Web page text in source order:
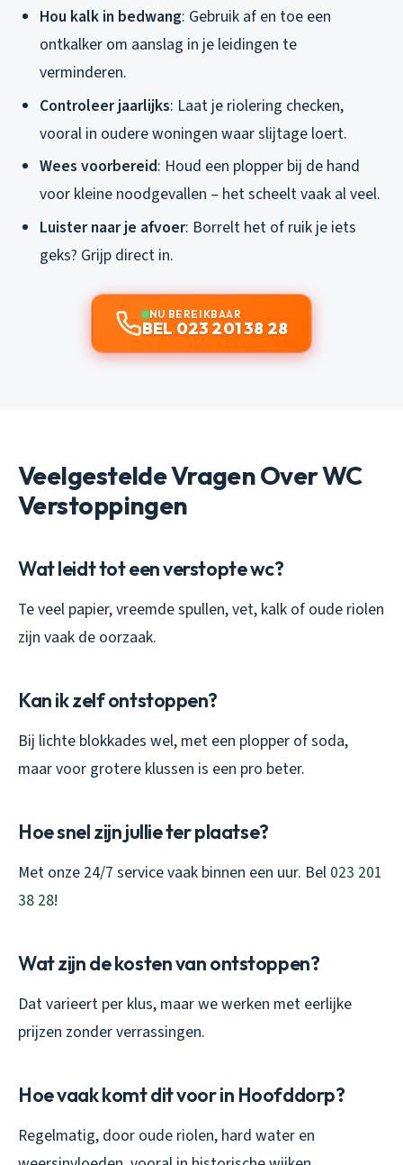
Hou kalk in bedwang: Gebruik af en toe een
ontkalker om aanslag in je leidingen te
verminderen.
Controleer jaarlijks: Laat je riolering checken,
vooral in oudere woningen waar slijtage loert.
Wees voorbereid: Houd een plopper bij de hand
voor kleine noodgevallen – het scheelt vaak al veel.
Luister naar je afvoer: Borrelt het of ruik je iets
geks? Grijp direct in.
NU BEREIKBAAR
BEL 023 201 38 28
Veelgestelde Vragen Over WC
Verstoppingen
Wat leidt tot een verstopte wc?
Te veel papier, vreemde spullen, vet, kalk of oude riolen
zijn vaak de oorzaak.
Kan ik zelf ontstoppen?
Bij lichte blokkades wel, met een plopper of soda,
maar voor grotere klussen is een pro beter.
Hoe snel zijn jullie ter plaatse?
Met onze 24/7 service vaak binnen een uur. Bel 023 201
38 28!
Wat zijn de kosten van ontstoppen?
Dat varieert per klus, maar we werken met eerlijke
prijzen zonder verrassingen.
Hoe vaak komt dit voor in Hoofddorp?
Regelmatig, door oude riolen, hard water en